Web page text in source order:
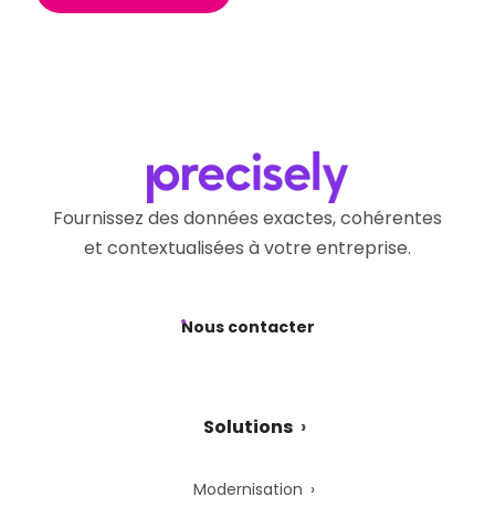
Fournissez des données exactes, cohérentes
et contextualisées à votre entreprise.
Nous contacter
Solutions
Modernisation